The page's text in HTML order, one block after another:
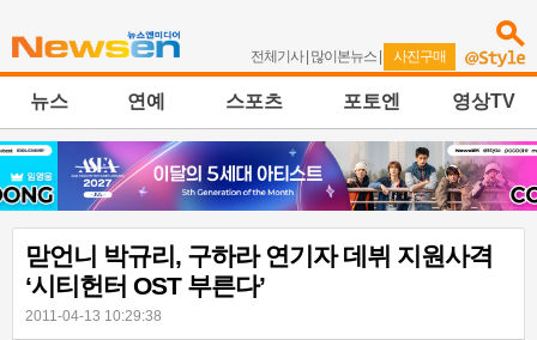
전체기사| 많이본뉴스 | 사진구매
뉴스 연예 스포츠 포토엔 영상TV
맏언니 박규리, 구하라 연기자 데뷔 지원사격
‘시티헌터 OST 부른다’
2011-04-13 10:29:38